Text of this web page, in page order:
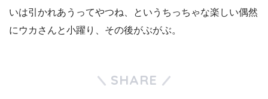
いは引かれあうってやつね、というちっちゃな楽しい偶然
にウカさんと小躍り、その後がぶがぶ。
SHARE